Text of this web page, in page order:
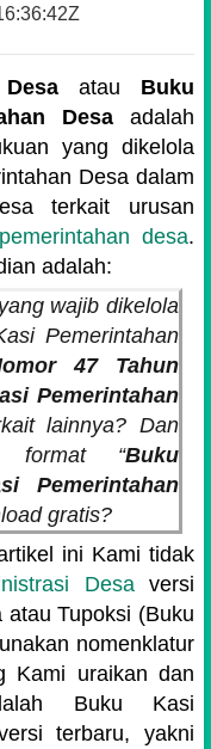
atau Buku
Desaadalah
yang dikelola
Desa dalam
terkait urusan
desa.
adalah:
wajib dikelola
Pemerintahan
47 Tahun
Pemerintahan
lainnya? Dan
format “Buku
Pemerintahan
gratis?
ini Kami tidak
Desaversi
Tupoksi (Buku
nomenklatur
Kami uraikan dan
Buku Kasi
terbaru, yakni